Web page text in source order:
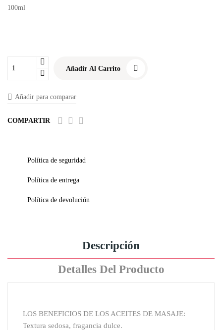
100ml
Añadir Al Carrito
Añadir para comparar
COMPARTIR
Política de seguridad
Política de entrega
Política de devolución
Descripción
Detalles Del Producto
LOS BENEFICIOS DE LOS ACEITES DE MASAJE:
Textura sedosa, fragancia dulce.